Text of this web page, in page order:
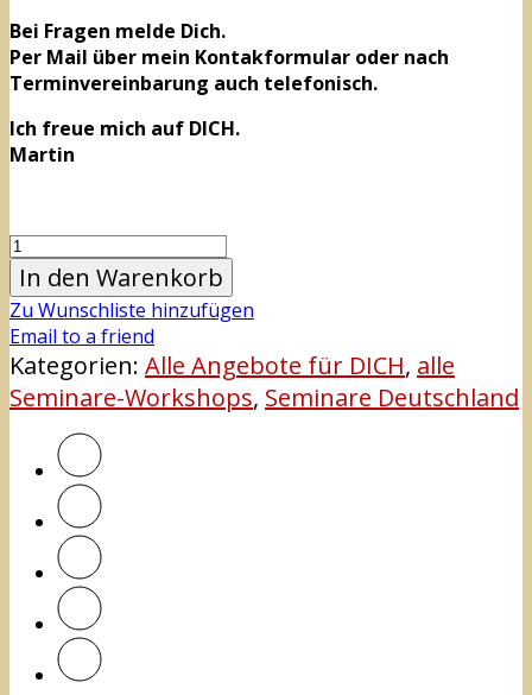
Bei Fragen melde Dich.
Per Mail über mein Kontakformular oder nach
Terminvereinbarung auch telefonisch.
Ich freue mich auf DICH.
Martin
In den Warenkorb
Zu Wunschliste hinzufügen
Email to a friend
Kategorien: Alle Angebote für DICH, alle
Seminare-Workshops, Seminare Deutschland